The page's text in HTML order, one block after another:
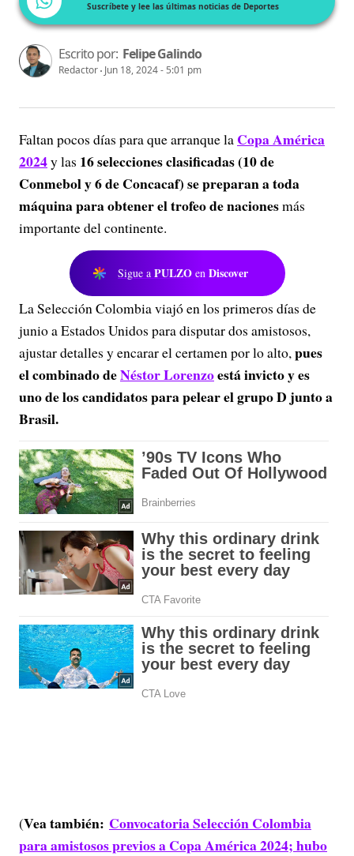
Suscríbete y lee las últimas noticias de Deportes
Escrito por: Felipe Galindo
Redactor Jun 18, 2024 - 5:01 pm
Faltan pocos días para que arranque la Copa América
2024y las 16 selecciones clasificadas (10 de
Conmebol y 6 de Concacaf) se preparan a toda
máquina para obtener el trofeo de nacionesmás
importante del continente.
Sigue a PULZO en Discover
La Selección Colombia viajó en los primeros días de
junio a Estados Unidos para disputar dos amistosos,
ajustar detalles y encarar el certamen por lo alto,pues
el combinado deNéstor Lorenzoestá invicto y es
uno de los candidatos para pelear el grupo D junto a
Brasil.
(Vea también: Convocatoria Selección Colombia
para amistosos previos a Copa América 2024; hubo